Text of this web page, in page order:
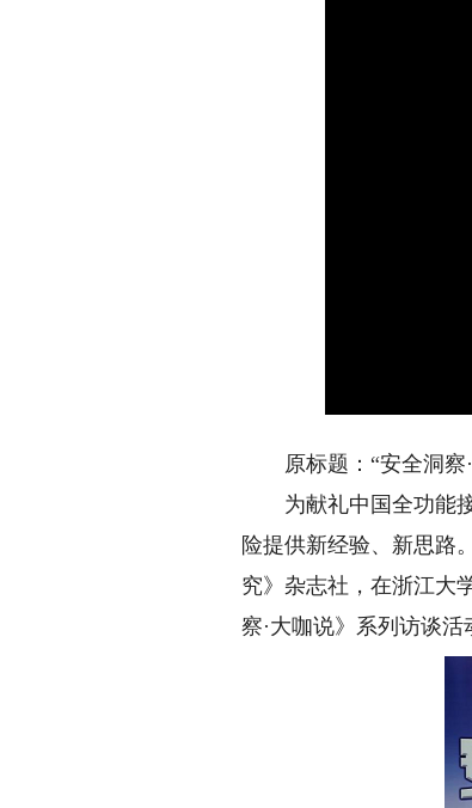
原标题：“安全洞察·
为献礼中国全功能接
险提供新经验、新思路
究》杂志社，在浙江大
察·大咖说》系列访谈活